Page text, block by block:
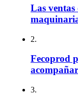
Las
2.
Fecoprod
3.